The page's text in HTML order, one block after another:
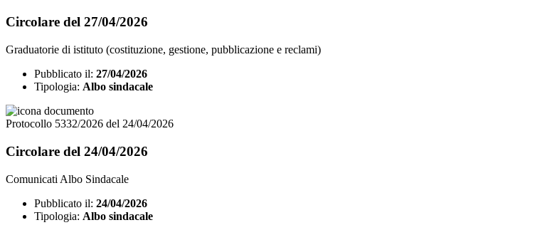
Circolare del 27/04/2026
Graduatorie di istituto (costituzione, gestione, pubblicazione e reclami)
Pubblicato il: 27/04/2026
Tipologia: Albo sindacale
Protocollo 5332/2026 del 24/04/2026
Circolare del 24/04/2026
Comunicati Albo Sindacale
Pubblicato il: 24/04/2026
Tipologia: Albo sindacale